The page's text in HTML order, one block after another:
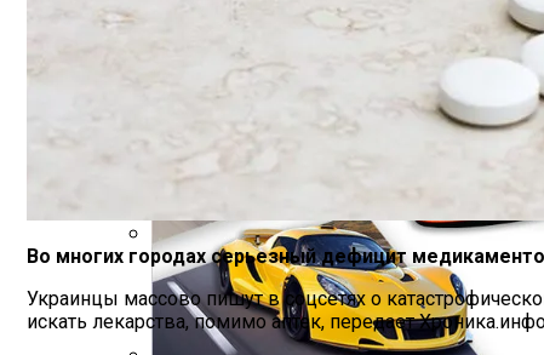
Назван Продукты, Укрепляющие Кости
Названы Даты Встречи Зеленского И
Во многих городах серьезный дефицит
Украинцы массово пишут в соцсетях о
искать лекарства, помимо аптек, передает